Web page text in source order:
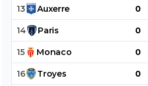
13 Auxerre 0
14 Paris 0
15 Monaco 0
16 Troyes 0